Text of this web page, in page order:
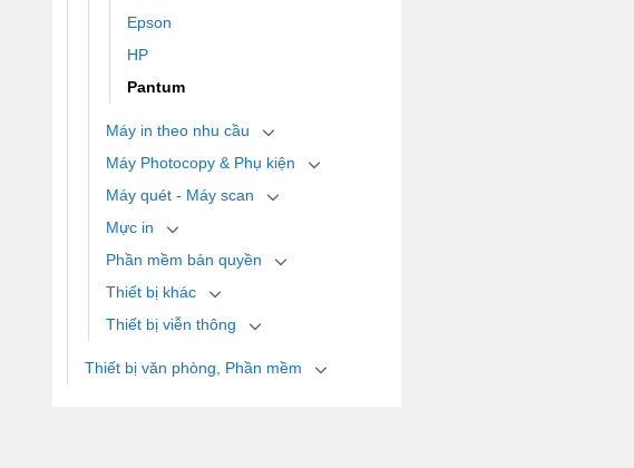
Epson
HP
Pantum
Máy in theo nhu cầu
Máy Photocopy & Phụ kiện
Máy quét - Máy scan
Mực in
Phần mềm bản quyền
Thiết bị khác
Thiết bị viễn thông
Thiết bị văn phòng, Phần mềm